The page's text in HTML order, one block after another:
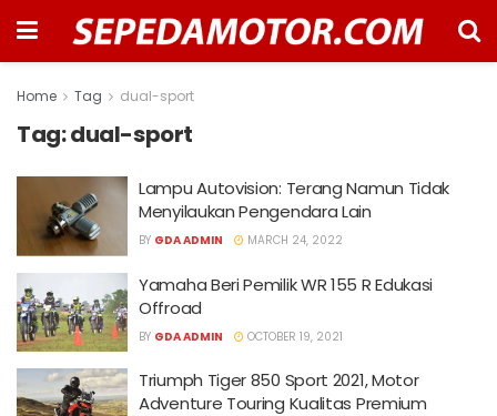
Home Tag dual-sport
Tag:dual-sport
Lampu Autovision: Terang Namun Tidak
Menyilaukan Pengendara Lain
BY GDA ADMIN MARCH 24, 2022
Yamaha Beri Pemilik WR 155 R Edukasi
Offroad
BY GDA ADMIN OCTOBER 19, 2021
Triumph Tiger 850 Sport 2021, Motor
Adventure Touring Kualitas Premium